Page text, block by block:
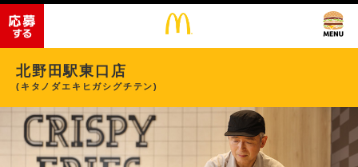
北野田駅東口店
(キタノダエキヒガシグチテン)